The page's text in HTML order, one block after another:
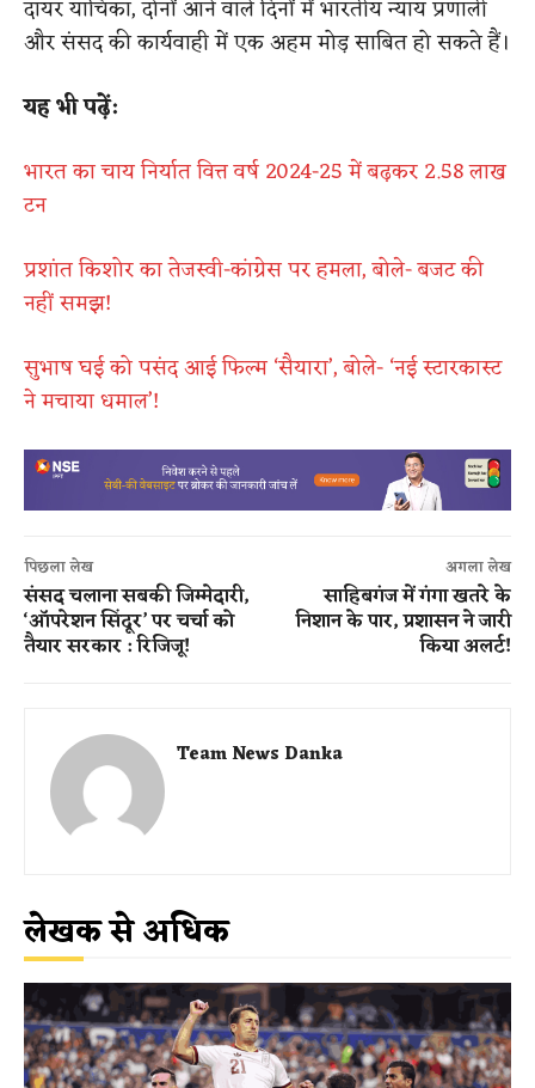
दायर याचिका, दोनों आने वाले दिनों में भारतीय न्याय प्रणाली
और संसद की कार्यवाही में एक अहम मोड़ साबित हो सकते हैं।
यह भी पढ़ें:
भारत का चाय निर्यात वित्त वर्ष 2024-25 में बढ़कर 2.58 लाख
टन
प्रशांत किशोर का तेजस्वी-कांग्रेस पर हमला, बोले- बजट की
नहीं समझ!
सुभाष घई को पसंद आई फिल्म ‘सैयारा’, बोले- ‘नई स्टारकास्ट
ने मचाया धमाल’!
पिछला लेख
संसद चलाना सबकी जिम्मेदारी,
‘ऑपरेशन सिंदूर’ पर चर्चा को
तैयार सरकार : रिजिजू!
अगला लेख
साहिबगंज में गंगा खतरे के
निशान के पार, प्रशासन ने जारी
किया अलर्ट!
Team News Danka
लेखक से अधिक